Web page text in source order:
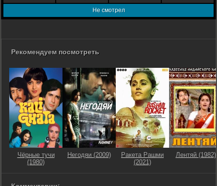
Не смотрел
Рекомендуем посмотреть
Чёрные тучи
(1980)
Негодяи (2009)
Ракета Рашми
(2021)
Лентяй (1982)